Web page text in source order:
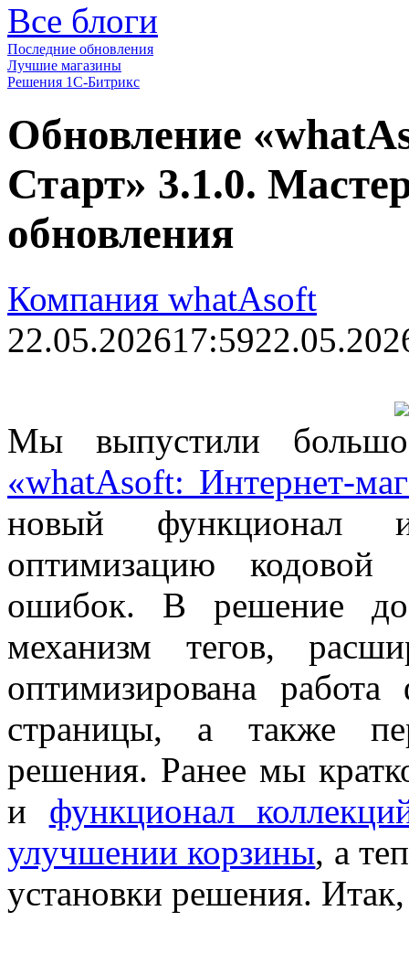
Все блоги
Последние обновления
Лучшие магазины
Решения 1С-Битрикс
Обновление
Старт» 3.1.0.
обновления
Компания whatAsoft
22.05.202617:59
Мы выпустили
«whatAsoft: Интернет-
новый функционал
оптимизацию
ошибок. В решение
механизм тегов,
оптимизирована
страницы, а также
решения. Ранее мы
и функционал
улучшении корзины, а
установки решения.